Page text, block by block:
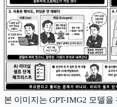
본 이미지는 GPT-IMG2 모델